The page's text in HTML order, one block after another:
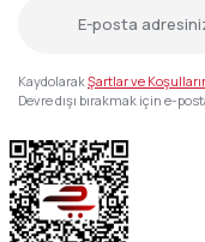
KaydolarakŞartlar ve
Devre dışı bırakmak için e-